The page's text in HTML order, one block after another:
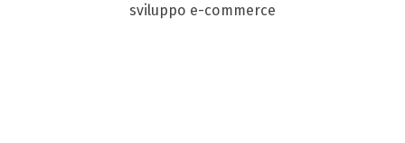
sviluppo e-commerce